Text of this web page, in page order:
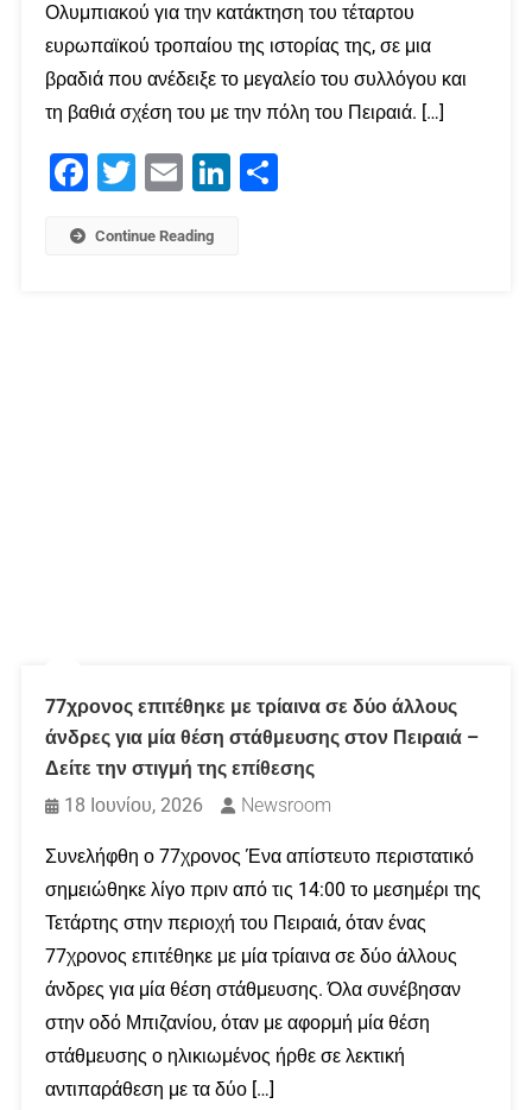
Ολυμπιακού για την κατάκτηση του τέταρτου
ευρωπαϊκού τροπαίου της ιστορίας της, σε μια
βραδιά που ανέδειξε το μεγαλείο του συλλόγου και
τη βαθιά σχέση του με την πόλη του Πειραιά. […]
Facebook
Twitter Email LinkedIn
Continue Reading
77χρονος επιτέθηκε με τρίαινα σε δύο άλλους
άνδρες για μία θέση στάθμευσης στον Πειραιά –
Δείτε την στιγμή της επίθεσης
18 Ιουνίου, 2026
Newsroom
Συνελήφθη ο 77χρονος Ένα απίστευτο περιστατικό
σημειώθηκε λίγο πριν από τις 14:00 το μεσημέρι της
Τετάρτης στην περιοχή του Πειραιά, όταν ένας
77χρονος επιτέθηκε με μία τρίαινα σε δύο άλλους
άνδρες για μία θέση στάθμευσης. Όλα συνέβησαν
στην οδό Μπιζανίου, όταν με αφορμή μία θέση
στάθμευσης ο ηλικιωμένος ήρθε σε λεκτική
αντιπαράθεση με τα δύο […]